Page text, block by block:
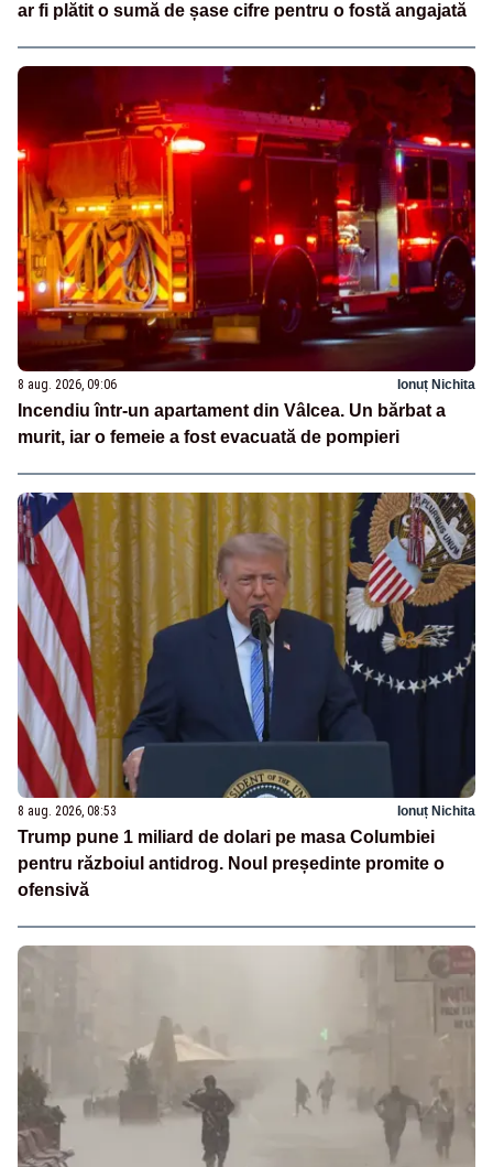
ar fi plătit o sumă de șase cifre pentru o fostă angajată
8 aug. 2026, 09:06 Ionuț Nichita
Incendiu într-un apartament din Vâlcea. Un bărbat a
murit, iar o femeie a fost evacuată de pompieri
8 aug. 2026, 08:53 Ionuț Nichita
Trump pune 1 miliard de dolari pe masa Columbiei
pentru războiul antidrog. Noul președinte promite o
ofensivă